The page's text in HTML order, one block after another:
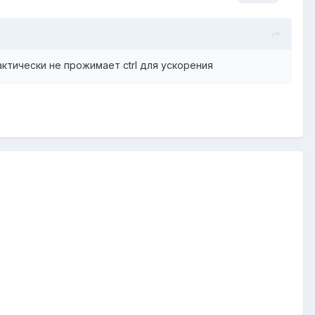
не прожимает ctrl для ускорения